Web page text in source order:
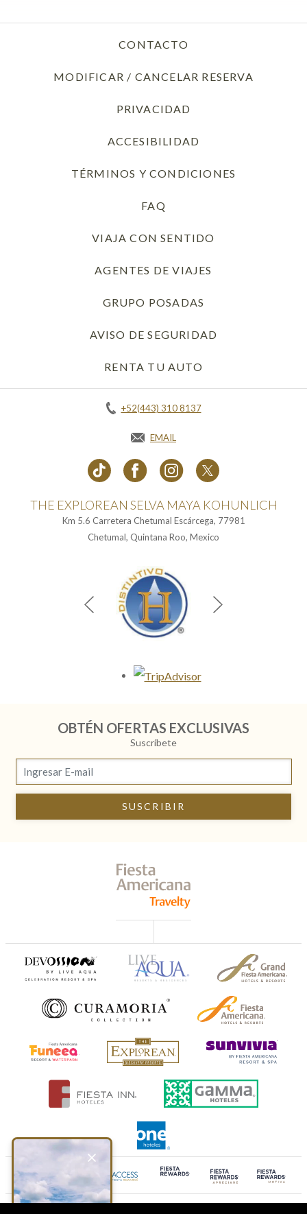
CONTACTO
MODIFICAR / CANCELAR RESERVA
PRIVACIDAD
ACCESIBILIDAD
TÉRMINOS Y CONDICIONES
FAQ
VIAJA CON SENTIDO
AGENTES DE VIAJES
GRUPO POSADAS
AVISO DE SEGURIDAD
RENTA TU AUTO
+52(443) 310 8137
EMAIL
THE EXPLOREAN SELVA MAYA KOHUNLICH
Km 5.6 Carretera Chetumal Escárcega, 77981
Chetumal, Quintana Roo, Mexico
Opens in a new tab.
OBTÉN OFERTAS EXCLUSIVAS
Suscríbete
SUSCRIBIR